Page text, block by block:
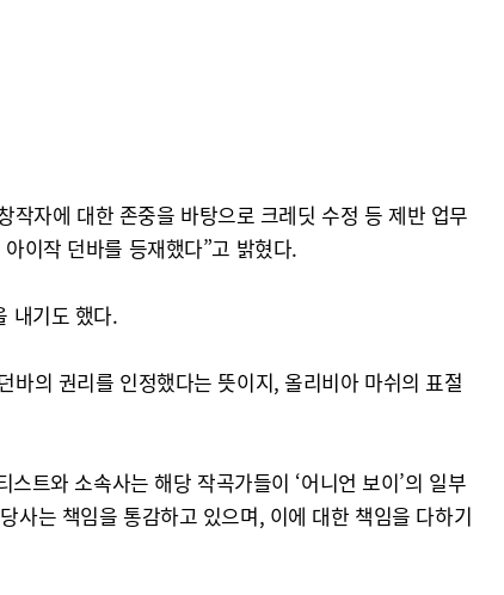
작자에 대한 존중을 바탕으로 크레딧 수정 등 제반 업무
이작 던바를 등재했다”고 밝혔다.
내기도 했다.
의 권리를 인정했다는 뜻이지, 올리비아 마쉬의 표절
트와 소속사는 해당 작곡가들이 ‘어니언 보이’의 일부
사는 책임을 통감하고 있으며, 이에 대한 책임을 다하기